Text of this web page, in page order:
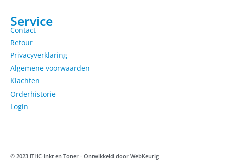
Service
Contact
Retour
Privacyverklaring
Algemene voorwaarden
Klachten
Orderhistorie
Login
© 2023 ITHC-Inkt en Toner - Ontwikkeld door WebKeurig